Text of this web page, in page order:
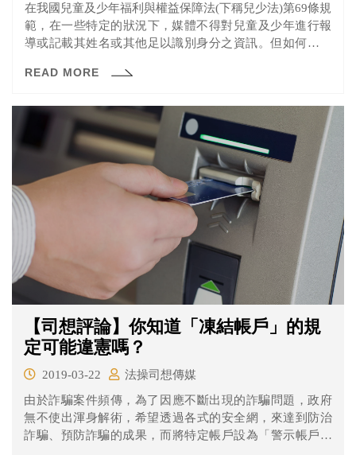
在我國兒童及少年福利與權益保障法(下稱兒少法)第69條規
範，在一些特定的狀況下，媒體不得對兒童及少年進行報
導或記載其姓名或其他足以識別身分之資訊。但如何平衡
所在。
READ MORE
【司想評論】你知道「凍結帳戶」的規
定可能違憲嗎？
2019-03-22
法操司想傳媒
由於詐騙案件頻傳，為了因應不斷出現的詐騙問題，政府
無不使出渾身解術，希望透過各式的安全網，來達到防治
詐騙、預防詐騙的成果，而將特定帳戶設為「警示帳戶」